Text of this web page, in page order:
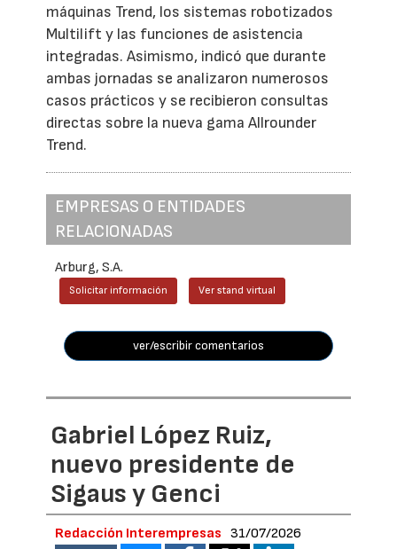
máquinas Trend, los sistemas robotizados
Multilift y las funciones de asistencia
integradas. Asimismo, indicó que durante
ambas jornadas se analizaron numerosos
casos prácticos y se recibieron consultas
directas sobre la nueva gama Allrounder
Trend.
EMPRESAS O ENTIDADES
RELACIONADAS
Arburg, S.A.
Solicitar información Ver stand virtual
ver/escribir comentarios
Gabriel López Ruiz,
nuevo presidente de
Sigaus y Genci
Redacción Interempresas 31/07/2026